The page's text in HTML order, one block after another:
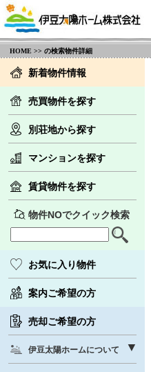
HOME >> の検索物件詳細
新着物件情報
売買物件を探す
別荘地から探す
マンションを探す
賃貸物件を探す
物件NOでクイック検索
お気に入り物件
案内ご希望の方
売却ご希望の方
伊豆太陽ホームについて